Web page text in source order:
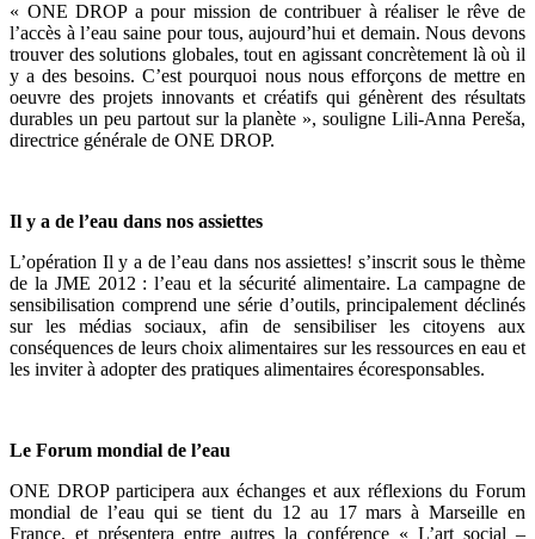
« ONE DROP a pour mission de contribuer à réaliser le rêve de
l’accès à l’eau saine pour tous, aujourd’hui et demain. Nous devons
trouver des solutions globales, tout en agissant concrètement là où il
y a des besoins. C’est pourquoi nous nous efforçons de mettre en
oeuvre des projets innovants et créatifs qui génèrent des résultats
durables un peu partout sur la planète », souligne Lili-Anna Pereša,
directrice générale de ONE DROP.
Il y a de l’eau dans nos assiettes
L’opération Il y a de l’eau dans nos assiettes! s’inscrit sous le thème
de la JME 2012 : l’eau et la sécurité alimentaire. La campagne de
sensibilisation comprend une série d’outils, principalement déclinés
sur les médias sociaux, afin de sensibiliser les citoyens aux
conséquences de leurs choix alimentaires sur les ressources en eau et
les inviter à adopter des pratiques alimentaires écoresponsables.
Le Forum mondial de l’eau
ONE DROP participera aux échanges et aux réflexions du Forum
mondial de l’eau qui se tient du 12 au 17 mars à Marseille en
France, et présentera entre autres la conférence « L’art social –